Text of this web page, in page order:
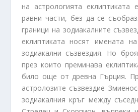
на астрологията еклиптиката
равни части, без да се
граници на зодиакалните
еклиптиката носят имената
зодиакални съзвездия. Но
през които преминава
било още от древна Гърция.
астролозите съзвездие
зодиакалния кръг между